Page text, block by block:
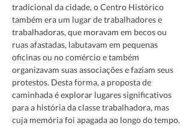
tradicional da cidade, o Centro Histórico
também era um lugar de trabalhadores e
trabalhadoras, que moravam em becos ou
ruas afastadas, labutavam em pequenas
oficinas ou no comércio e também
organizavam suas associações e faziam seus
protestos. Desta forma, a proposta de
caminhada é explorar lugares significativos
para a história da classe trabalhadora, mas
cuja memória foi apagada ao longo do tempo.